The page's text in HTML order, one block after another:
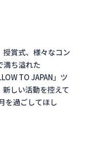
授賞式、様々なコン
満ち溢れた
TO JAPAN」ツ
しい活動を控えて
を過ごしてほし